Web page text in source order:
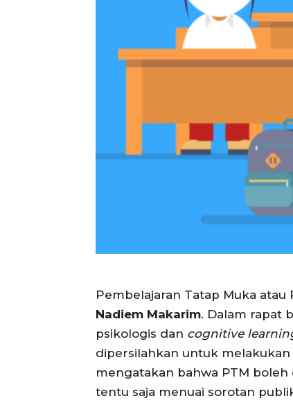
Pembelajaran Tatap Muka
Nadiem Makarim. Dalam rapat
psikologis dan cognitive
dipersilahkan untuk
mengatakan bahwa PTM
tentu saja menuai sorotan